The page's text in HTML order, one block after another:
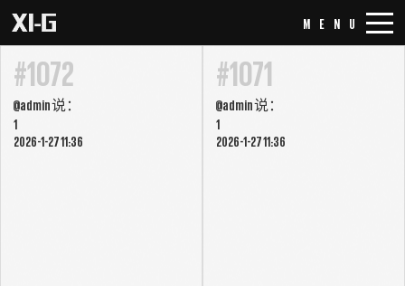
MENU
#1072
@admin说：
1
2026-1-27 11:36
#1071
@admin说：
1
2026-1-27 11:36